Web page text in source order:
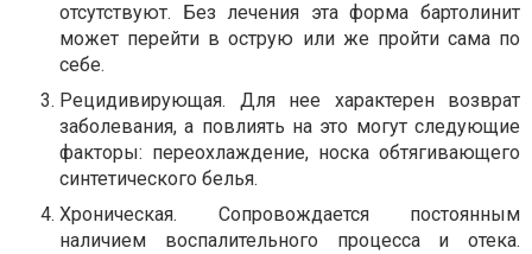
отсутствуют. Без лечения эта форма бартолинит
может перейти в острую или же пройти сама по
себе.
Рецидивирующая. Для нее характерен возврат
заболевания, а повлиять на это могут следующие
факторы: переохлаждение, носка обтягивающего
синтетического белья.
Хроническая. Сопровождается постоянным
наличием воспалительного процесса и отека.